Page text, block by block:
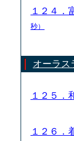
１２４．
秒）
オーラス
１２５．
１２６．